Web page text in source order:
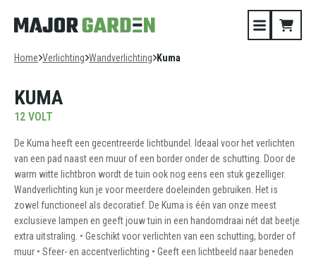
Home Verlichting Wandverlichting Kuma
KUMA
12 VOLT
De Kuma heeft een gecentreerde lichtbundel. Ideaal voor het verlichten
van een pad naast een muur of een border onder de schutting. Door de
warm witte lichtbron wordt de tuin ook nog eens een stuk gezelliger.
Wandverlichting kun je voor meerdere doeleinden gebruiken. Het is
zowel functioneel als decoratief. De Kuma is één van onze meest
exclusieve lampen en geeft jouw tuin in een handomdraai nét dat beetje
extra uitstraling. • Geschikt voor verlichten van een schutting, border of
muur • Sfeer- en accentverlichting • Geeft een lichtbeeld naar beneden